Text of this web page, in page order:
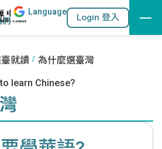
們
Language
Login 登入
就讀 為什麼選臺灣
learn Chinese?